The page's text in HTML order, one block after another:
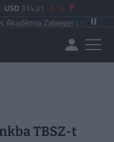
USD 314.21 -2.76
|Zalaegerszegi TE5-2 Paksi FC
TBSZ-t